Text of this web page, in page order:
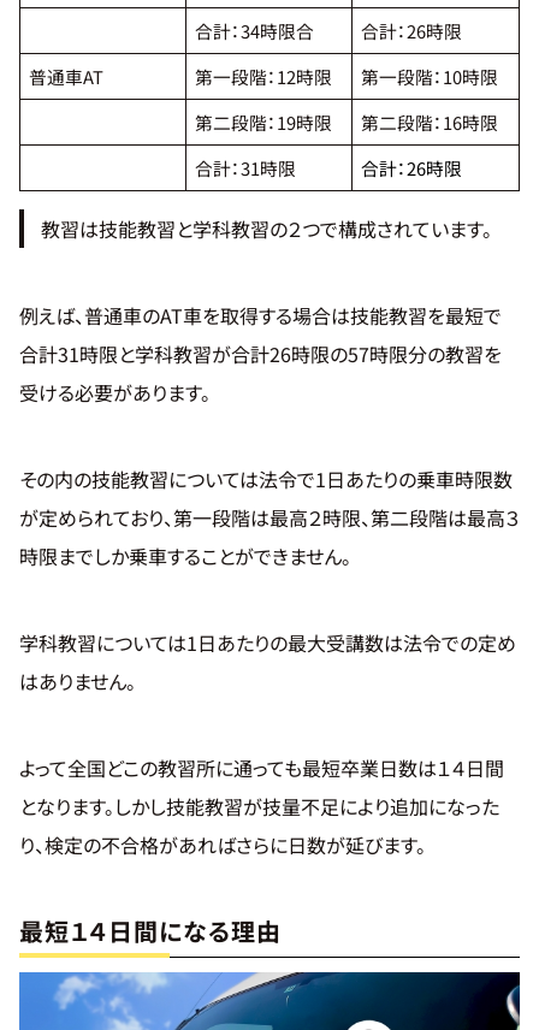
バ
シ
シ
合計：34時限合
合計：26時限
普通車AT
第一段階：12時限
第一段階：10時限
第二段階：19時限
第二段階：16時限
合計：31時限
合計：26時限
教習は技能教習と学科教習の２つで構成されています。
例えば、普通車のAT車を取得する場合は技能教習を最短で
合計31時限と学科教習が合計26時限の57時限分の教習を
受ける必要があります。
その内の技能教習については法令で1日あたりの乗車時限数
が定められており、第一段階は最高２時限、第二段階は最高３
時限までしか乗車することができません。
学科教習については1日あたりの最大受講数は法令での定め
はありません。
よって全国どこの教習所に通っても最短卒業日数は１４日間
となります。しかし技能教習が技量不足により追加になった
り、検定の不合格があればさらに日数が延びます。
最短１４日間になる理由